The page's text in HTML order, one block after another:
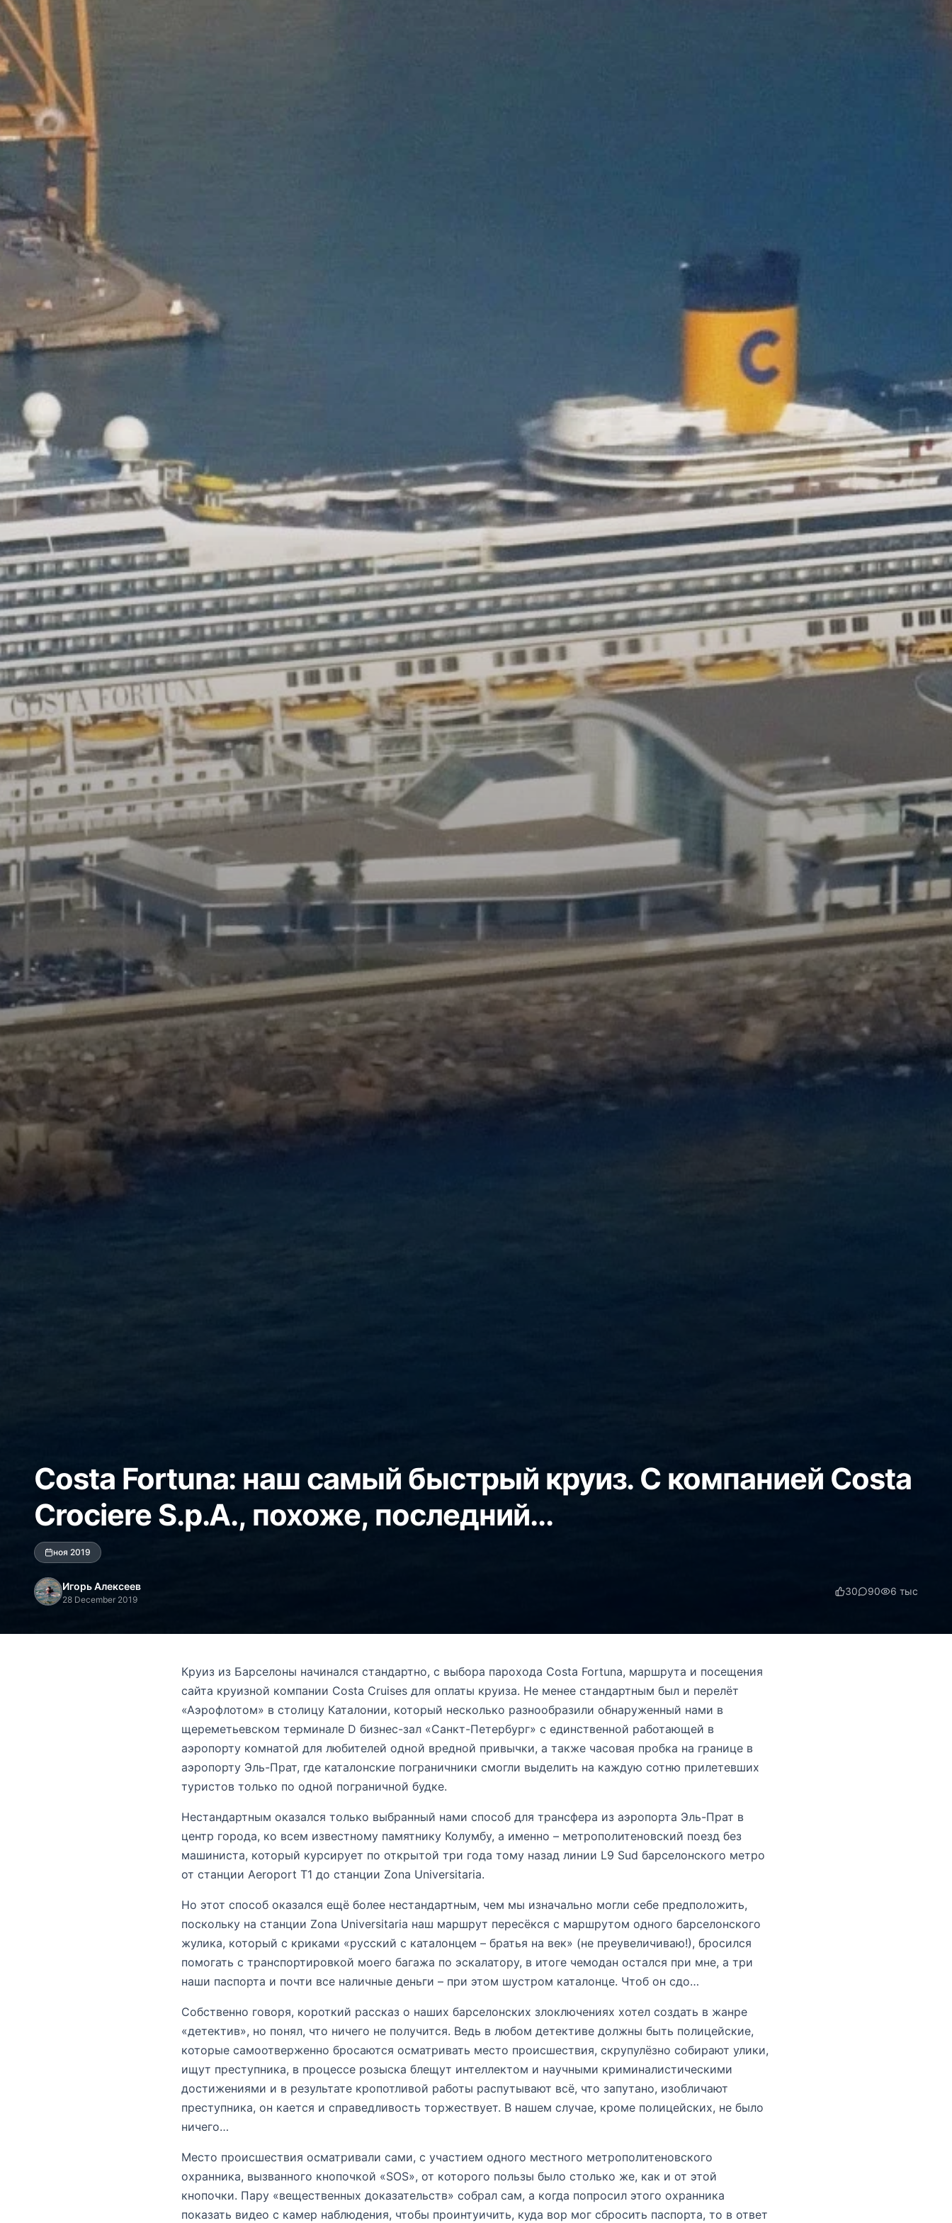
Costa Fortuna: наш самый быстрый круиз. С компанией Costa
Crociere S.p.A., похоже, последний...
ноя 2019
Игорь Алексеев
28 December 2019
30 90 6 тыс
Круиз из Барселоны начинался стандартно, с выбора парохода Costa Fortuna, маршрута и посещения
сайта круизной компании Costa Cruises для оплаты круиза. Не менее стандартным был и перелёт
«Аэрофлотом» в столицу Каталонии, который несколько разнообразили обнаруженный нами в
щереметьевском терминале D бизнес-зал «Санкт-Петербург» с единственной работающей в
аэропорту комнатой для любителей одной вредной привычки, а также часовая пробка на границе в
аэропорту Эль-Прат, где каталонские пограничники смогли выделить на каждую сотню прилетевших
туристов только по одной пограничной будке.
Нестандартным оказался только выбранный нами способ для трансфера из аэропорта Эль-Прат в
центр города, ко всем известному памятнику Колумбу, а именно – метрополитеновский поезд без
машиниста, который курсирует по открытой три года тому назад линии L9 Sud барселонского метро
от станции Aeroport T1 до станции Zona Universitaria.
Но этот способ оказался ещё более нестандартным, чем мы изначально могли себе предположить,
поскольку на станции Zona Universitaria наш маршрут пересёкся с маршрутом одного барселонского
жулика, который с криками «русский с каталонцем – братья на век» (не преувеличиваю!), бросился
помогать с транспортировкой моего багажа по эскалатору, в итоге чемодан остался при мне, а три
наши паспорта и почти все наличные деньги – при этом шустром каталонце. Чтоб он сдо…
Собственно говоря, короткий рассказ о наших барселонских злоключениях хотел создать в жанре
«детектив», но понял, что ничего не получится. Ведь в любом детективе должны быть полицейские,
которые самоотверженно бросаются осматривать место происшествия, скрупулёзно собирают улики,
ищут преступника, в процессе розыска блещут интеллектом и научными криминалистическими
достижениями и в результате кропотливой работы распутывают всё, что запутано, изобличают
преступника, он кается и справедливость торжествует. В нашем случае, кроме полицейских, не было
ничего…
Место происшествия осматривали сами, с участием одного местного метрополитеновского
охранника, вызванного кнопочкой «SOS», от которого пользы было столько же, как и от этой
кнопочки. Пару «вещественных доказательств» собрал сам, а когда попросил этого охранника
показать видео с камер наблюдения, чтобы проинтуичить, куда вор мог сбросить паспорта, то в ответ